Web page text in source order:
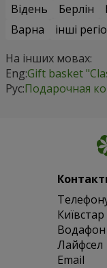
Відень
Берлін
Варна
інші
На інших мовах:
Eng:Gift basket
Рус:Подарочная
Київстар
Водафон
Лайфсел
Email